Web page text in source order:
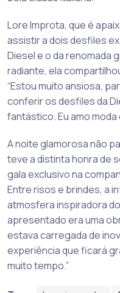
Lore Improta, que é
assistir a dois desfiles
Diesel e o da renomada
radiante, ela
“Estou muito ansiosa,
conferir os desfiles da
fantástico. Eu amo
A noite glamorosa não
teve a distinta honra de
gala exclusivo na
Entre risos e brindes, a
atmosfera inspiradora
apresentado era uma
estava carregada de
experiência que ficará
muito tempo.”